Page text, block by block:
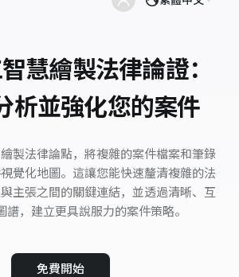
慧繪製法律論證：
析並強化您的案件
製法律論點，將複雜的案件檔案和筆錄
覺化地圖。這讓您能快速釐清複雜的法
主張之間的關鍵連結，並透過清晰、互
譜，建立更具說服力的案件策略。
免費開始